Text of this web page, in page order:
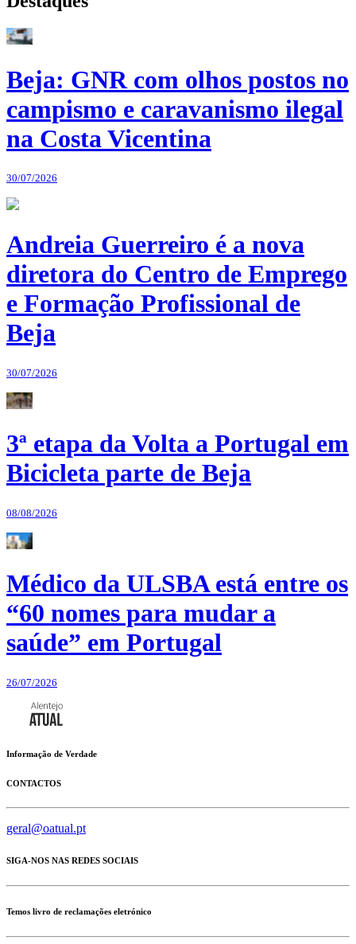
Beja: GNR com olhos postos no
campismo e caravanismo ilegal
na Costa Vicentina
30/07/2026
Andreia Guerreiro é a nova
diretora do Centro de Emprego
e Formação Profissional de
Beja
30/07/2026
3ª etapa da Volta a Portugal em
Bicicleta parte de Beja
08/08/2026
Médico da ULSBA está entre os
“60 nomes para mudar a
saúde” em Portugal
26/07/2026
Informação de Verdade
CONTACTOS
geral@oatual.pt
SIGA-NOS NAS REDES SOCIAIS
Temos livro de reclamações eletrónico